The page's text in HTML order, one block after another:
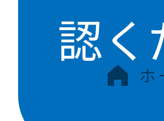
認く
ホ